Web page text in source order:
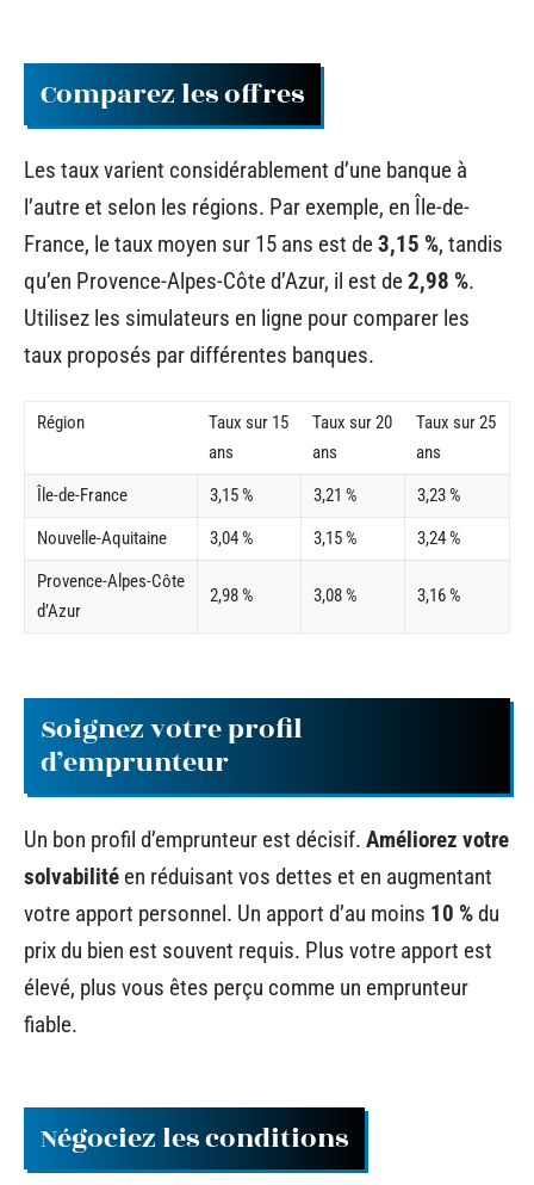
Comparez les offres
Les taux varient considérablement d’une banque à
l’autre et selon les régions. Par exemple, en Île-de-
France, le taux moyen sur 15 ans est de3,15 %, tandis
qu’en Provence-Alpes-Côte d’Azur, il est de2,98 %.
Utilisez les simulateurs en ligne pour comparer les
taux proposés par différentes banques.
Région
Taux sur 15
ans
Taux sur 20
ans
Taux sur 25
ans
Île-de-France
3,15 % 3,21 %
3,23 %
Nouvelle-Aquitaine
3,04 % 3,15 %
3,24 %
Provence-Alpes-Côte
d’Azur
2,98 % 3,08 % 3,16 %
Soignez votre profil
d’emprunteur
Un bon profil d’emprunteur est décisif. Améliorez votre
solvabilité en réduisant vos dettes et en augmentant
votre apport personnel. Un apport d’au moins 10 %du
prix du bien est souvent requis. Plus votre apport est
élevé, plus vous êtes perçu comme un emprunteur
fiable.
Négociez les conditions